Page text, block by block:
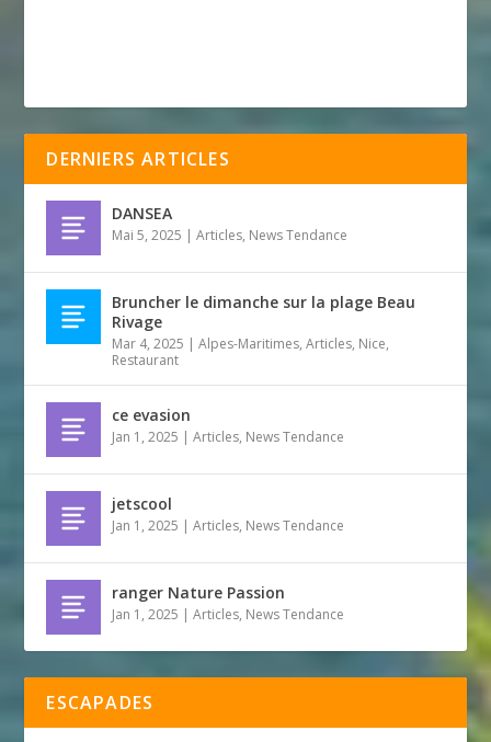
DERNIERS ARTICLES
DANSEA
Mai 5, 2025 |Articles, News Tendance
Bruncher le dimanche sur la plage Beau
Rivage
Mar 4, 2025 |Alpes-Maritimes,Articles, Nice,
Restaurant
ce evasion
Jan 1, 2025 |Articles, News Tendance
jetscool
Jan 1, 2025 |Articles, News Tendance
ranger Nature Passion
Jan 1, 2025 |Articles, News Tendance
ESCAPADES